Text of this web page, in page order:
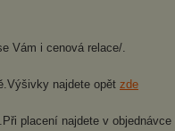
Vám i cenová relace/.
najdete opět zde
placení najdete v